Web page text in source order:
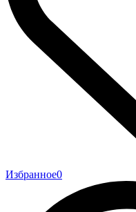
Избранное0